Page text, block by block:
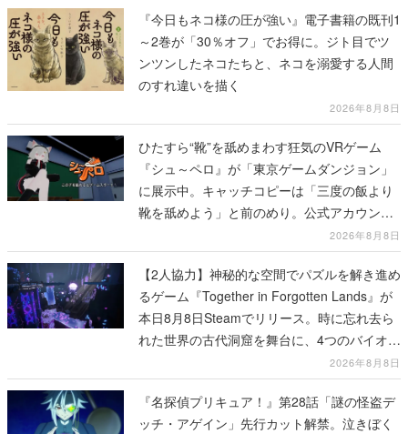
『今日もネコ様の圧が強い』電子書籍の既刊1
～2巻が「30％オフ」でお得に。ジト目でツ
ンツンしたネコたちと、ネコを溺愛する人間
のすれ違いを描く
2026年8月8日
ひたすら“靴”を舐めまわす狂気のVRゲーム
『シュ～ペロ』が「東京ゲームダンジョン」
に展示中。キャッチコピーは「三度の飯より
靴を舐めよう」と前のめり。公式アカウント
も開設され、2026年リリースに向けて開発中
2026年8月8日
【2人協力】神秘的な空間でパズルを解き進め
るゲーム『Together in Forgotten Lands』が
本日8月8日Steamでリリース。時に忘れ去ら
れた世界の古代洞窟を舞台に、4つのバイオー
2026年8月8日
『名探偵プリキュア！』第28話「謎の怪盗デ
ッチ・アゲイン」先行カット解禁。泣きぼく